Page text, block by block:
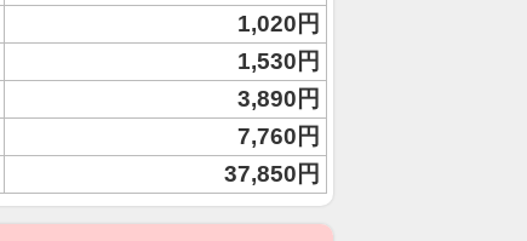
1,020円
1,530円
3,890円
7,760円
37,850円